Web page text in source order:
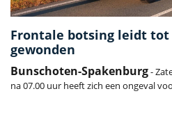
Frontale botsing leidt tot
gewonden
Bunschoten-Spakenburg-
na 07.00 uur heeft zich een ongeval